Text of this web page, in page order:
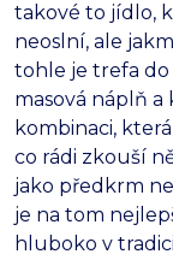
takové to jídlo,
neoslní, ale
tohle je trefa do
masová náplň
kombinaci,
co rádi zkouší
jako předkrm
je na tom
hluboko v